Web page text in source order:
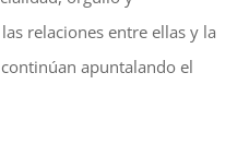
relaciones entre ellas y la
apuntalando el